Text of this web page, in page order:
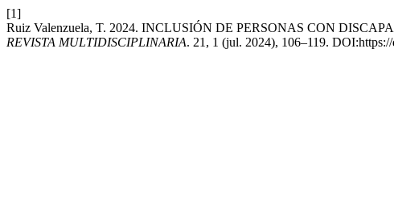
[1]
Ruiz Valenzuela, T. 2024. INCLUSIÓN DE PERSONAS CON
REVISTA MULTIDISCIPLINARIA. 21, 1 (jul. 2024), 106–119.